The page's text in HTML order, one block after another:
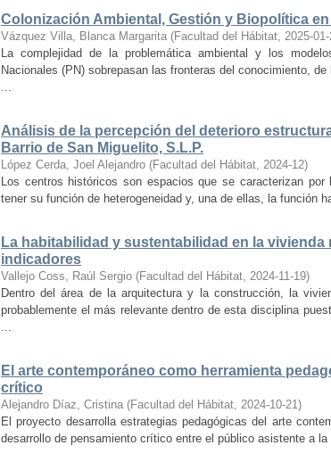
Colonización Ambiental, Gestión y Biopolítica
Vázquez Villa, Blanca Margarita (Facultad del Hábitat, 2025-
La complejidad de la problemática ambiental y los
Nacionales (PN) sobrepasan las fronteras del conocimiento,
...
Análisis de la percepción del deterioro
Barrio de San Miguelito, S.L.P.
López Cerda, Joel Alejandro (Facultad del Hábitat, 2024-12)
Los centros históricos son espacios que se caracterizan
tener su función de heterogeneidad y, una de ellas, la función
La habitabilidad y sustentabilidad en la
indicadores
Vallejo Coss, Raúl Sergio (Facultad del Hábitat, 2024-11-19)
Dentro del área de la arquitectura y la construcción, la
probablemente el más relevante dentro de esta disciplina
...
El arte contemporáneo como herramienta
crítico
Alejandro Díaz, Cristina (Facultad del Hábitat, 2024-10-21)
El proyecto desarrolla estrategias pedagógicas del arte
desarrollo de pensamiento crítico entre el público asistente a